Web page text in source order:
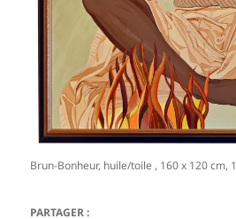
Brun-Bonheur, huile/toile , 160 x 120 cm,
PARTAGER :